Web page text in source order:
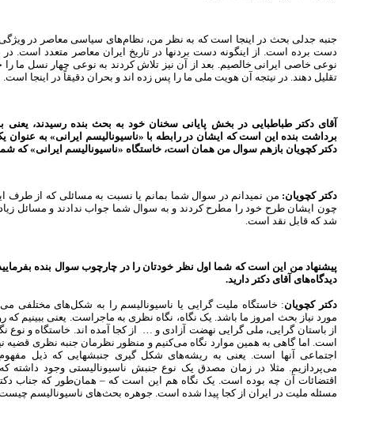
جنبه جدلی بحث در اینجا است که به نظر من، نظام‌های سیاسی معاصر در
دست برده است. از اینگونه دست بردن­ها در تاریخ ایران معاصر متعدد است. در
نوعی خاصی ایرانی خالصیم. بعد از آن نیز تلاش کردند به نوعی چهار نسل ما
تقلیل دهند. در نیتجه آن هویت ملی ما را پس زده ­اند و بحران دقیقاً در اینجا است.
آقای دکتر طباطبایی در بخش پایانی سخنان خود به بحث بنده رسیدند، یعنی
برداشت بنده این است که ایشان در رابطه با «ناسیونالیسم ایرانی» به عنوان
دکتر کچویان بازهم سوال من همان است، خاستگاه «ناسیونالیسم ایرانی» که
دکتر کچویان: من نمیدانم در سوال شما بمانم یا نسبت به مسائلی که از
چون ایشان طرح خود را مطرح کردند و به سوال شما جواب ندادند و مسائل
شد که قابل نقد است.
پیشنهاد من این است که شما اول نظر خودتان را در چارچوب سوال بنده بفرمایید و
دیدگاه‌های آقای دکتر دارید.
دکتر کچویان: خاستگاه ملیت گرایی یا ناسیونالیسم را به شکل‌های مختلفی
مورد نیاز بحث امروز ما باشد. یک نگاه، نگاه نظری به ماجراست. یعنی ببینیم که
از باستان گرایی، ملی گرایی نهضت آزادی و … از کجا آمده ­اند. خاستگاه و نوع
است. اما گاهی به همین موارد نگاه می‌کنیم و منظور نظرمان جنبه نظری قضیه
اجتماعی آنها است. یعنی به ریشه‌های شکل گیری جنبش­هایی که ذیل
می‌پردازیم. مثلا در زمان مصدق یک نوع جنبش ناسیونالیستی وجود داشته
اقتضائات آن چه بوده است. یک نگاه هم این است که – همان‌طور که جناب
مسئله ملیت در ایران از کجا پیدا شده است. جوهره بحث‌های ناسیونالیسم